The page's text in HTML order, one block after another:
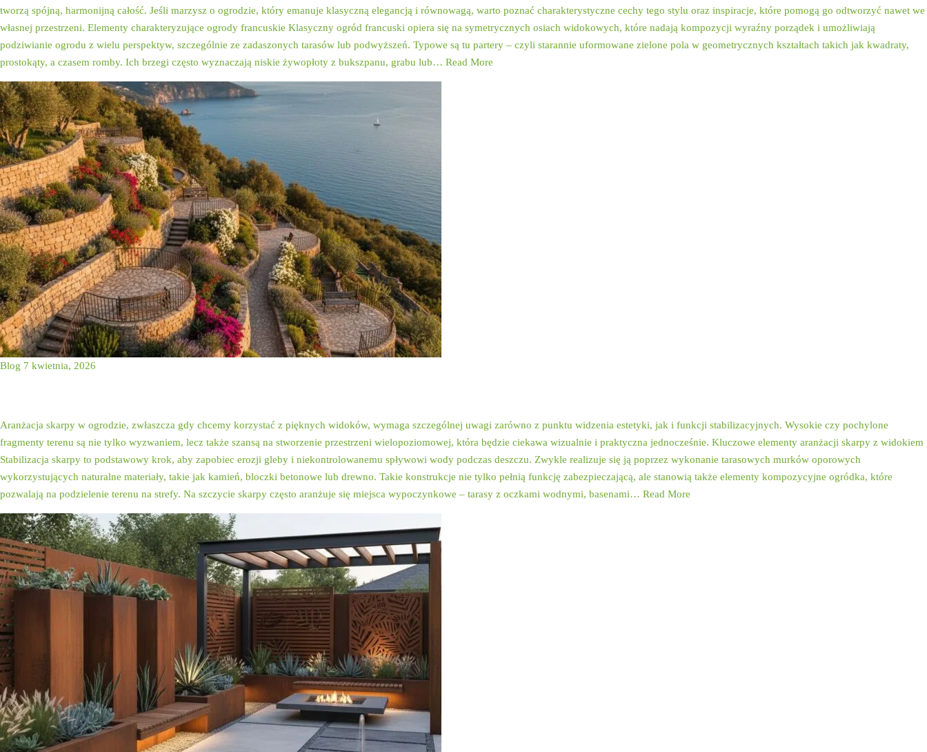
tworzą spójną, harmonijną całość. Jeśli marzysz o ogrodzie, który emanuje klasyczną elegancją i równowagą, warto poznać charakterystyczne cechy tego stylu oraz inspiracje, które pomogą go odtworzyć nawet we
własnej przestrzeni. Elementy charakteryzujące ogrody francuskie Klasyczny ogród francuski opiera się na symetrycznych osiach widokowych, które nadają kompozycji wyraźny porządek i umożliwiają
podziwianie ogrodu z wielu perspektyw, szczególnie ze zadaszonych tarasów lub podwyższeń. Typowe są tu partery – czyli starannie uformowane zielone pola w geometrycznych kształtach takich jak kwadraty,
prostokąty, a czasem romby. Ich brzegi często wyznaczają niskie żywopłoty z bukszpanu, grabu lub… Read More
Blog 7 kwietnia, 2026
Aranżacja skarpy w ogrodzie, zwłaszcza gdy chcemy korzystać z pięknych widoków, wymaga szczególnej uwagi zarówno z punktu widzenia estetyki, jak i funkcji stabilizacyjnych. Wysokie czy pochylone
fragmenty terenu są nie tylko wyzwaniem, lecz także szansą na stworzenie przestrzeni wielopoziomowej, która będzie ciekawa wizualnie i praktyczna jednocześnie. Kluczowe elementy aranżacji skarpy z widokiem
Stabilizacja skarpy to podstawowy krok, aby zapobiec erozji gleby i niekontrolowanemu spływowi wody podczas deszczu. Zwykle realizuje się ją poprzez wykonanie tarasowych murków oporowych
wykorzystujących naturalne materiały, takie jak kamień, bloczki betonowe lub drewno. Takie konstrukcje nie tylko pełnią funkcję zabezpieczającą, ale stanowią także elementy kompozycyjne ogródka, które
pozwalają na podzielenie terenu na strefy. Na szczycie skarpy często aranżuje się miejsca wypoczynkowe – tarasy z oczkami wodnymi, basenami… Read More